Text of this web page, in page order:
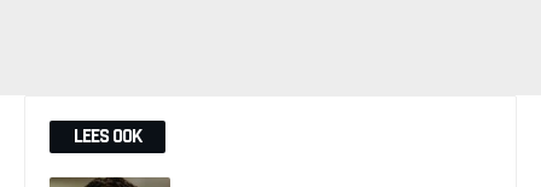
LEES OOK